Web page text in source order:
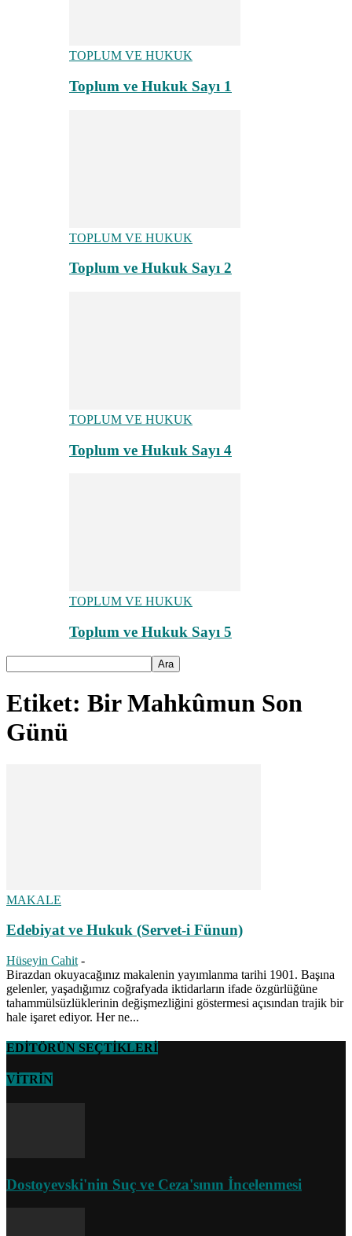
TOPLUM VE HUKUK
Toplum ve Hukuk Sayı 1
TOPLUM VE HUKUK
Toplum ve Hukuk Sayı 2
TOPLUM VE HUKUK
Toplum ve Hukuk Sayı 4
TOPLUM VE HUKUK
Toplum ve Hukuk Sayı 5
Etiket: Bir Mahkûmun Son
Günü
MAKALE
Edebiyat ve Hukuk (Servet-i Fünun)
Hüseyin Cahit -
Birazdan okuyacağınız makalenin yayımlanma tarihi 1901. Başına
gelenler, yaşadığımız coğrafyada iktidarların ifade özgürlüğüne
tahammülsüzlüklerinin değişmezliğini göstermesi açısından trajik bir
hale işaret ediyor. Her ne...
EDİTÖRÜN SEÇTİKLERİ
VİTRİN
Dostoyevski'nin Suç ve Ceza'sının İncelenmesi